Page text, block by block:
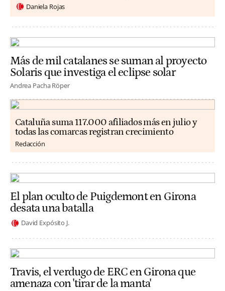
Daniela Rojas
Más de mil catalanes se suman al proyecto
Solaris que investiga el eclipse solar
Andrea Pacha Röper
Cataluña suma 117.000 afiliados más en julio y
todas las comarcas registran crecimiento
Redacción
El plan oculto de Puigdemont en Girona
desata una batalla
David Expósito J.
Travis, el verdugo de ERC en Girona que
amenaza con 'tirar de la manta'